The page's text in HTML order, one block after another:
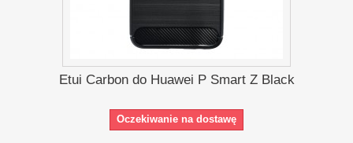
Etui Carbon do Huawei P Smart Z Black
Oczekiwanie na dostawę